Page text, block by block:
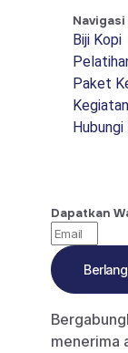
Biji Kopi
Paket
Hubungi
Dapatkan
menerima